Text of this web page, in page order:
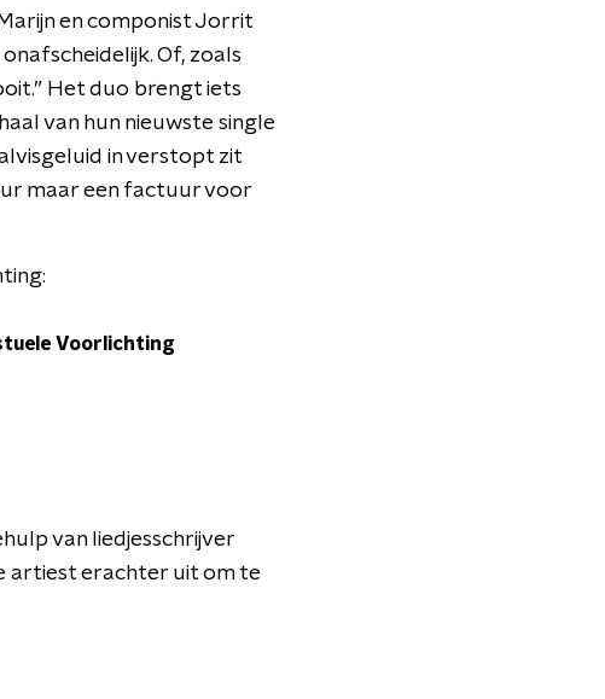
en componist Jorrit
Of, zoals
Het duo brengt iets
van hun nieuwste single
in verstopt zit
maar een factuur voor
Voorlichting
van liedjesschrijver
artiest erachter uit om te